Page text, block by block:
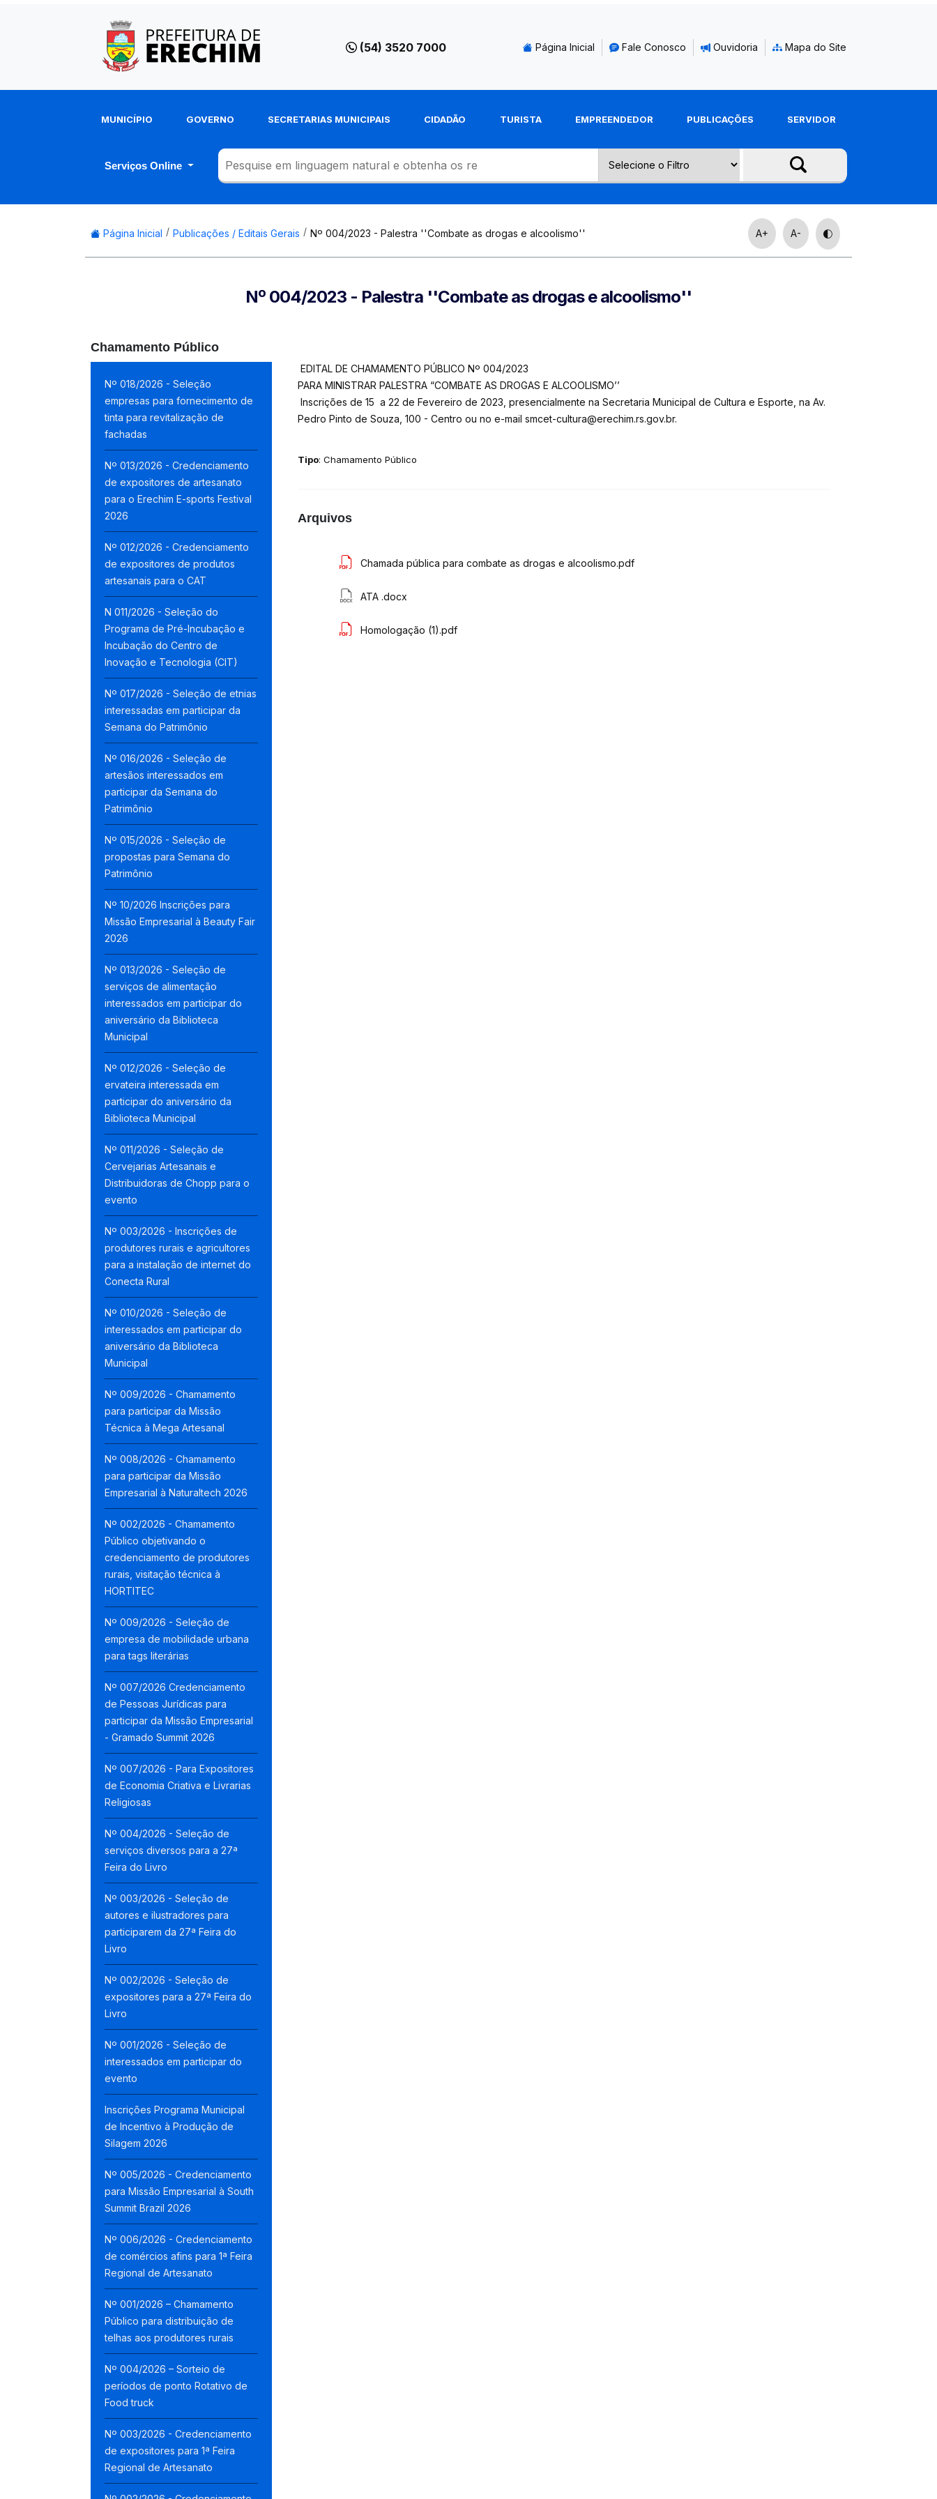
(54) 3520 7000 Página Inicial Fale Conosco Ouvidoria Mapa do Site
MUNICÍPIO GOVERNO SECRETARIAS MUNICIPAIS CIDADÃO TURISTA EMPREENDEDOR PUBLICAÇÕES SERVIDOR
Serviços Online
Página Inicial Publicações / Editais Gerais Nº 004/2023 - Palestra ''Combate as drogas e alcoolismo'' A+ A-
Nº 004/2023 - Palestra ''Combate as drogas e alcoolismo''
Chamamento Público
Nº 018/2026 - Seleção
empresas para fornecimento de
tinta para revitalização de
fachadas
Nº 013/2026 - Credenciamento
de expositores de artesanato
para o Erechim E-sports Festival
2026
Nº 012/2026 - Credenciamento
de expositores de produtos
artesanais para o CAT
N 011/2026 - Seleção do
Programa de Pré-Incubação e
Incubação do Centro de
Inovação e Tecnologia (CIT)
Nº 017/2026 - Seleção de etnias
interessadas em participar da
Semana do Patrimônio
Nº 016/2026 - Seleção de
artesãos interessados em
participar da Semana do
Patrimônio
Nº 015/2026 - Seleção de
propostas para Semana do
Patrimônio
Nº 10/2026 Inscrições para
Missão Empresarial à Beauty Fair
2026
Nº 013/2026 - Seleção de
serviços de alimentação
interessados em participar do
aniversário da Biblioteca
Municipal
Nº 012/2026 - Seleção de
ervateira interessada em
participar do aniversário da
Biblioteca Municipal
Nº 011/2026 - Seleção de
Cervejarias Artesanais e
Distribuidoras de Chopp para o
evento
Nº 003/2026 - Inscrições de
produtores rurais e agricultores
para a instalação de internet do
Conecta Rural
Nº 010/2026 - Seleção de
interessados em participar do
aniversário da Biblioteca
Municipal
Nº 009/2026 - Chamamento
para participar da Missão
Técnica à Mega Artesanal
Nº 008/2026 - Chamamento
para participar da Missão
Empresarial à Naturaltech 2026
Nº 002/2026 - Chamamento
Público objetivando o
credenciamento de produtores
rurais, visitação técnica à
HORTITEC
Nº 009/2026 - Seleção de
empresa de mobilidade urbana
para tags literárias
Nº 007/2026 Credenciamento
de Pessoas Jurídicas para
participar da Missão Empresarial
- Gramado Summit 2026
Nº 007/2026 - Para Expositores
de Economia Criativa e Livrarias
Religiosas
Nº 004/2026 - Seleção de
serviços diversos para a 27ª
Feira do Livro
Nº 003/2026 - Seleção de
autores e ilustradores para
participarem da 27ª Feira do
Livro
Nº 002/2026 - Seleção de
expositores para a 27ª Feira do
Livro
Nº 001/2026 - Seleção de
interessados em participar do
evento
Inscrições Programa Municipal
de Incentivo à Produção de
Silagem 2026
Nº 005/2026 - Credenciamento
para Missão Empresarial à South
Summit Brazil 2026
Nº 006/2026 - Credenciamento
de comércios afins para 1ª Feira
Regional de Artesanato
Nº 001/2026 – Chamamento
Público para distribuição de
telhas aos produtores rurais
Nº 004/2026 – Sorteio de
períodos de ponto Rotativo de
Food truck
Nº 003/2026 - Credenciamento
de expositores para 1ª Feira
Regional de Artesanato
EDITAL DE CHAMAMENTO PÚBLICO Nº 004/2023
PARA MINISTRAR PALESTRA “COMBATE AS DROGAS E ALCOOLISMO’’
Inscrições de 15 a 22 de Fevereiro de 2023, presencialmente na Secretaria Municipal de Cultura e Esporte, na Av.
Pedro Pinto de Souza, 100 - Centro ou no e-mail smcet-cultura@erechim.rs.gov.br.
Tipo: Chamamento Público
Arquivos
Chamada pública para combate as drogas e alcoolismo.pdf
ATA .docx
Homologação (1).pdf